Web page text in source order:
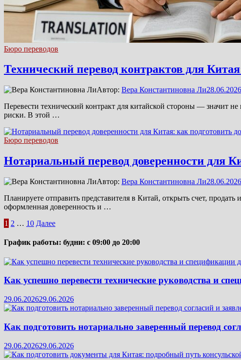
Бюро переводов
Технический перевод контрактов для
Автор: Вера Константиновна Ли28.06.2026
Перевести технический контракт для китайской стороны — значит
риски. В этой …
Бюро переводов
Нотариальный перевод доверенности для
Автор: Вера Константиновна Ли28.06.2026
Планируете отправить представителя в Китай, открыть счет,
оформленная доверенность и …
Пагинация
записей
1 2 … 10 Далее
График работы: будни: с 09:00 до 20:00
Как успешно перевести технические руководства и
29.06.202629.06.2026
Как подготовить нотариально заверенный перевод
29.06.202629.06.2026